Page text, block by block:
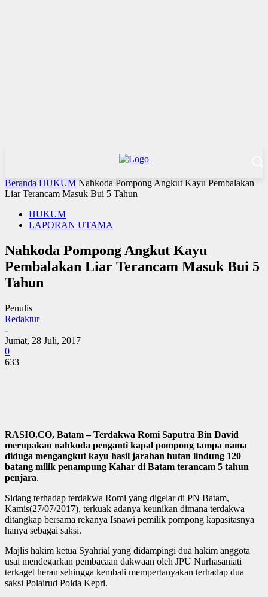
Beranda HUKUM Nahkoda Pompong Angkut Kayu Pembalakan
Liar Terancam Masuk Bui 5 Tahun
HUKUM
LAPORAN UTAMA
Nahkoda Pompong Angkut Kayu
Pembalakan Liar Terancam Masuk Bui 5
Tahun
Penulis
Redaktur
-
Jumat, 28 Juli, 2017
0
633
RASIO.CO, Batam – Terdakwa Romi Saputra Bin David
merupakan nahkoda penganti kapal pompong tampa nama
diduga mengangkut kayu hasil jarahan hutan lindung 120
batang milik penampung Kahar di Batam terancam 5 tahun
penjara.
Sidang terhadap terdakwa Romi yang digelar di PN Batam,
Kamis(27/07/2017), terkuak adanya keunikan dimana terdakwa
ditangkap bersama rekanya Isnawi pemilik pompong kapasitasnya
hanya sebagai saksi.
Majlis hakim ketua Syahrial yang didampingi dua hakim anggota
usai mendegarkan pembacaan dakwaan oleh JPU Nurhasaniati
terkaget heran sehingga kembali mempertanyakan terhadap dua
saksi Polairud Polda Kepri.